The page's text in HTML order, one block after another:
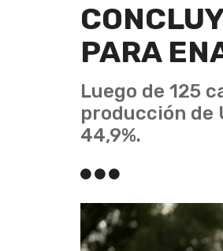
PARA
Luego de 125
producción de
44,9%.